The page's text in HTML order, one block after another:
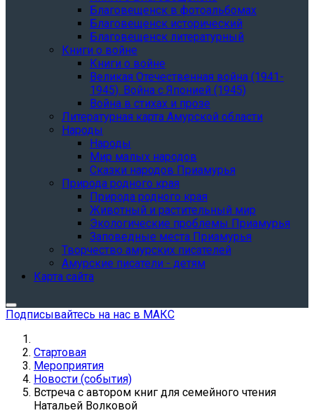
Благовещенск в фотоальбомах
Благовещенск исторический
Благовещенск литературный
Книги о войне
Книги о войне
Великая Отечественная война (1941-
1945). Война с Японией (1945)
Война в стихах и прозе
Литературная карта Амурской области
Народы
Народы
Мир малых народов
Сказки народов Приамурья
Природа родного края
Природа родного края
Животный и растительный мир
Экологические проблемы Приамурья
Заповедные места Приамурья
Творчество амурских писателей
Амурские писатели - детям
Карта сайта
Подписывайтесь на нас в МАКС
Стартовая
Мероприятия
Новости (события)
Встреча с автором книг для семейного чтения
Натальей Волковой